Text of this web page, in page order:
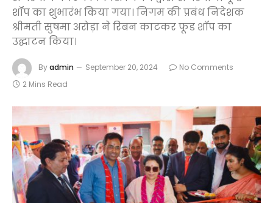
शॉप का शुभारंभ किया गया। निगम की प्रबंध निदेशक
श्रीमती सुषमा अरोड़ा ने रिबन काटकर फूड शॉप का
उद्घाटन किया।
Byadmin September 20, 2024
No Comments
2 Mins Read